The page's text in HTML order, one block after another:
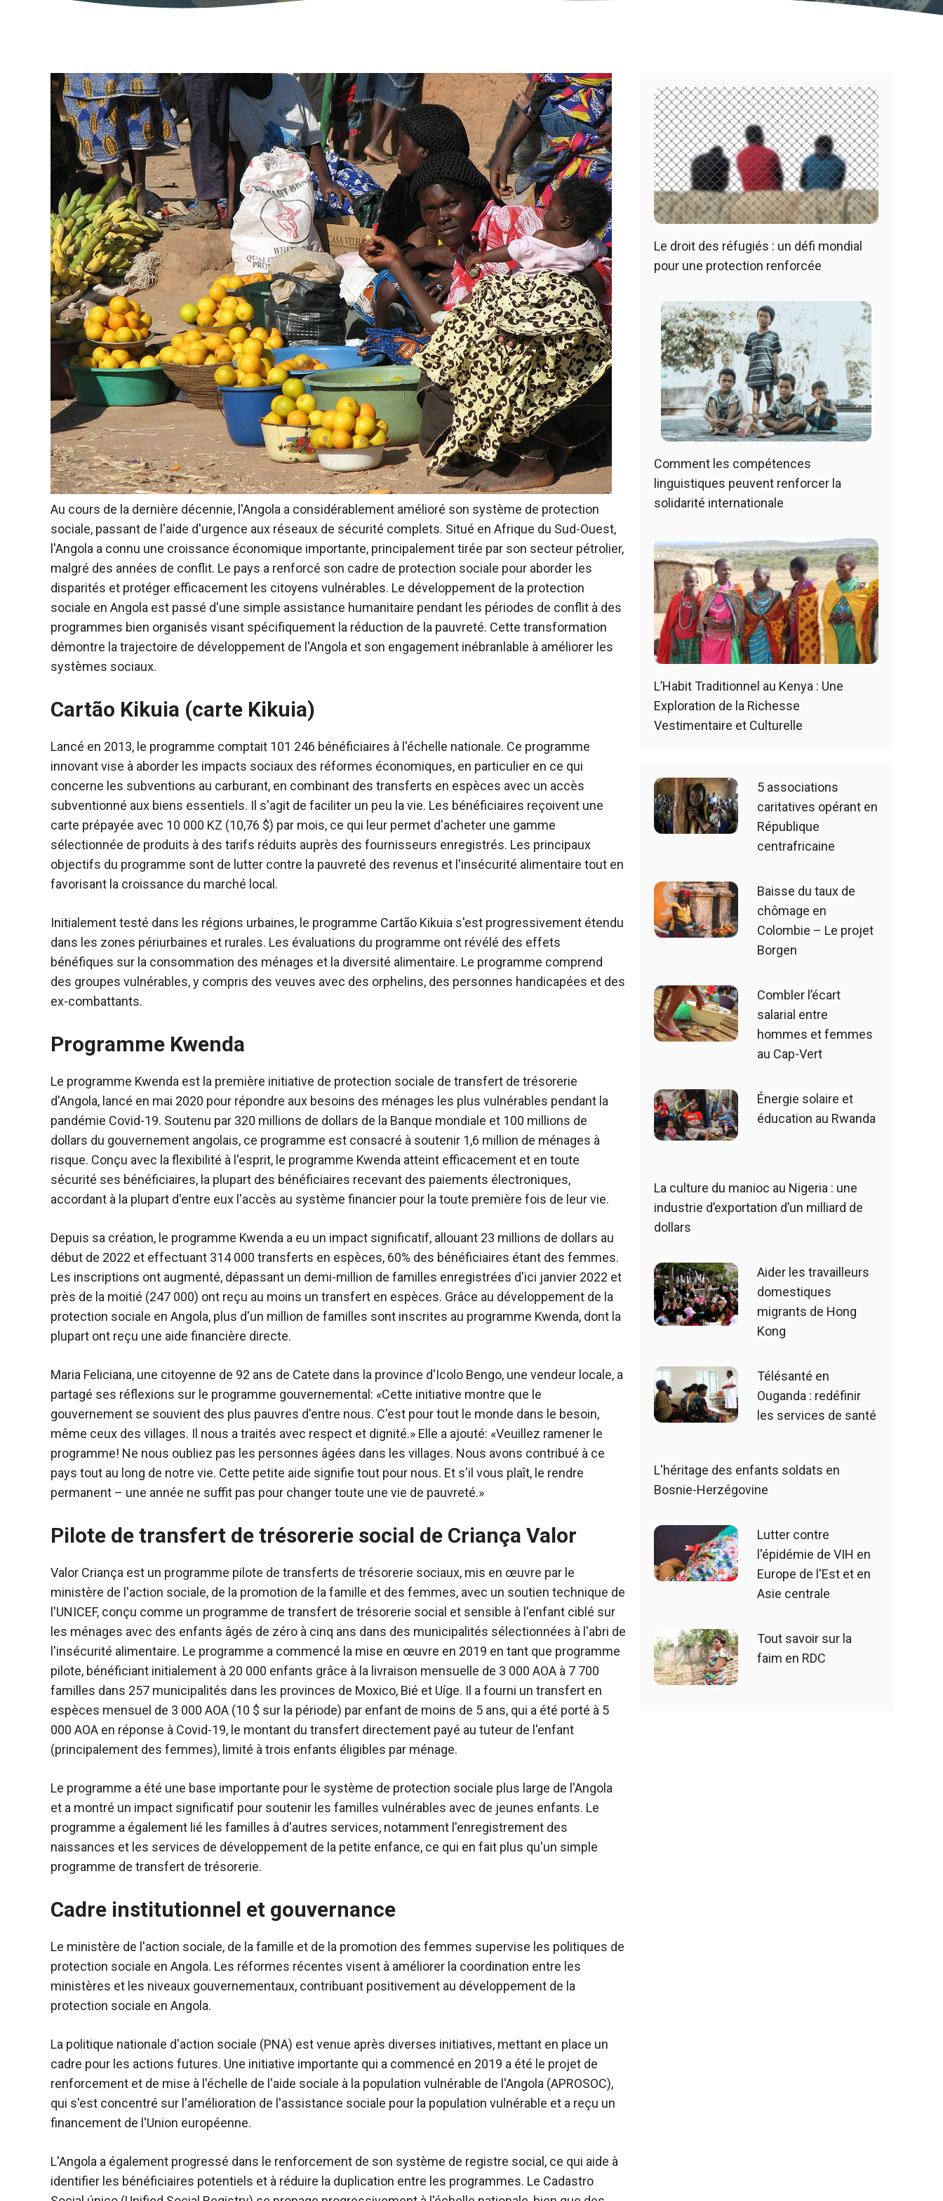
Au cours de la dernière décennie, l'Angola a considérablement amélioré son système de protection
sociale, passant de l'aide d'urgence aux réseaux de sécurité complets. Situé en Afrique du Sud-Ouest,
l'Angola a connu une croissance économique importante, principalement tirée par son secteur pétrolier,
malgré des années de conflit. Le pays a renforcé son cadre de protection sociale pour aborder les
disparités et protéger efficacement les citoyens vulnérables. Le développement de la protection
sociale en Angola est passé d'une simple assistance humanitaire pendant les périodes de conflit à des
programmes bien organisés visant spécifiquement la réduction de la pauvreté. Cette transformation
démontre la trajectoire de développement de l'Angola et son engagement inébranlable à améliorer les
systèmes sociaux.
Cartão Kikuia (carte Kikuia)
Lancé en 2013, le programme comptait 101 246 bénéficiaires à l'échelle nationale. Ce programme
innovant vise à aborder les impacts sociaux des réformes économiques, en particulier en ce qui
concerne les subventions au carburant, en combinant des transferts en espèces avec un accès
subventionné aux biens essentiels. Il s'agit de faciliter un peu la vie. Les bénéficiaires reçoivent une
carte prépayée avec 10 000 KZ (10,76 $) par mois, ce qui leur permet d'acheter une gamme
sélectionnée de produits à des tarifs réduits auprès des fournisseurs enregistrés. Les principaux
objectifs du programme sont de lutter contre la pauvreté des revenus et l'insécurité alimentaire tout en
favorisant la croissance du marché local.
Initialement testé dans les régions urbaines, le programme Cartão Kikuia s'est progressivement étendu
dans les zones périurbaines et rurales. Les évaluations du programme ont révélé des effets
bénéfiques sur la consommation des ménages et la diversité alimentaire. Le programme comprend
des groupes vulnérables, y compris des veuves avec des orphelins, des personnes handicapées et des
ex-combattants.
Programme Kwenda
Le programme Kwenda est la première initiative de protection sociale de transfert de trésorerie
d'Angola, lancé en mai 2020 pour répondre aux besoins des ménages les plus vulnérables pendant la
pandémie Covid-19. Soutenu par 320 millions de dollars de la Banque mondiale et 100 millions de
dollars du gouvernement angolais, ce programme est consacré à soutenir 1,6 million de ménages à
risque. Conçu avec la flexibilité à l'esprit, le programme Kwenda atteint efficacement et en toute
sécurité ses bénéficiaires, la plupart des bénéficiaires recevant des paiements électroniques,
accordant à la plupart d'entre eux l'accès au système financier pour la toute première fois de leur vie.
Depuis sa création, le programme Kwenda a eu un impact significatif, allouant 23 millions de dollars au
début de 2022 et effectuant 314 000 transferts en espèces, 60% des bénéficiaires étant des femmes.
Les inscriptions ont augmenté, dépassant un demi-million de familles enregistrées d'ici janvier 2022 et
près de la moitié (247 000) ont reçu au moins un transfert en espèces. Grâce au développement de la
protection sociale en Angola, plus d'un million de familles sont inscrites au programme Kwenda, dont la
plupart ont reçu une aide financière directe.
Maria Feliciana, une citoyenne de 92 ans de Catete dans la province d'Icolo Bengo, une vendeur locale, a
partagé ses réflexions sur le programme gouvernemental: «Cette initiative montre que le
gouvernement se souvient des plus pauvres d'entre nous. C'est pour tout le monde dans le besoin,
même ceux des villages. Il nous a traités avec respect et dignité.» Elle a ajouté: «Veuillez ramener le
programme! Ne nous oubliez pas les personnes âgées dans les villages. Nous avons contribué à ce
pays tout au long de notre vie. Cette petite aide signifie tout pour nous. Et s'il vous plaît, le rendre
permanent – une année ne suffit pas pour changer toute une vie de pauvreté.»
Pilote de transfert de trésorerie social de Criança Valor
Valor Criança est un programme pilote de transferts de trésorerie sociaux, mis en œuvre par le
ministère de l'action sociale, de la promotion de la famille et des femmes, avec un soutien technique de
l'UNICEF, conçu comme un programme de transfert de trésorerie social et sensible à l'enfant ciblé sur
les ménages avec des enfants âgés de zéro à cinq ans dans des municipalités sélectionnées à l'abri de
l'insécurité alimentaire. Le programme a commencé la mise en œuvre en 2019 en tant que programme
pilote, bénéficiant initialement à 20 000 enfants grâce à la livraison mensuelle de 3 000 AOA à 7 700
familles dans 257 municipalités dans les provinces de Moxico, Bié et Uíge. Il a fourni un transfert en
espèces mensuel de 3 000 AOA (10 $ sur la période) par enfant de moins de 5 ans, qui a été porté à 5
000 AOA en réponse à Covid-19, le montant du transfert directement payé au tuteur de l'enfant
(principalement des femmes), limité à trois enfants éligibles par ménage.
Le programme a été une base importante pour le système de protection sociale plus large de l'Angola
et a montré un impact significatif pour soutenir les familles vulnérables avec de jeunes enfants. Le
programme a également lié les familles à d'autres services, notamment l'enregistrement des
naissances et les services de développement de la petite enfance, ce qui en fait plus qu'un simple
programme de transfert de trésorerie.
Cadre institutionnel et gouvernance
Le ministère de l'action sociale, de la famille et de la promotion des femmes supervise les politiques de
protection sociale en Angola. Les réformes récentes visent à améliorer la coordination entre les
ministères et les niveaux gouvernementaux, contribuant positivement au développement de la
protection sociale en Angola.
La politique nationale d'action sociale (PNA) est venue après diverses initiatives, mettant en place un
cadre pour les actions futures. Une initiative importante qui a commencé en 2019 a été le projet de
renforcement et de mise à l'échelle de l'aide sociale à la population vulnérable de l'Angola (APROSOC),
qui s'est concentré sur l'amélioration de l'assistance sociale pour la population vulnérable et a reçu un
financement de l'Union européenne.
L'Angola a également progressé dans le renforcement de son système de registre social, ce qui aide à
identifier les bénéficiaires potentiels et à réduire la duplication entre les programmes. Le Cadastro
Le droit des réfugiés : un défi mondial
pour une protection renforcée
Comment les compétences
linguistiques peuvent renforcer la
solidarité internationale
L’Habit Traditionnel au Kenya : Une
Exploration de la Richesse
Vestimentaire et Culturelle
5 associations
caritatives opérant en
République
centrafricaine
Baisse du taux de
chômage en
Colombie – Le projet
Borgen
Combler l’écart
salarial entre
hommes et femmes
au Cap-Vert
Énergie solaire et
éducation au Rwanda
La culture du manioc au Nigeria : une
industrie d’exportation d’un milliard de
dollars
Aider les travailleurs
domestiques
migrants de Hong
Kong
Télésanté en
Ouganda : redéfinir
les services de santé
L'héritage des enfants soldats en
Bosnie-Herzégovine
Lutter contre
l'épidémie de VIH en
Europe de l'Est et en
Asie centrale
Tout savoir sur la
faim en RDC